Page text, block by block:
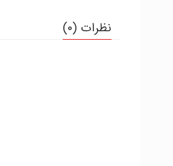
نظرات (0)